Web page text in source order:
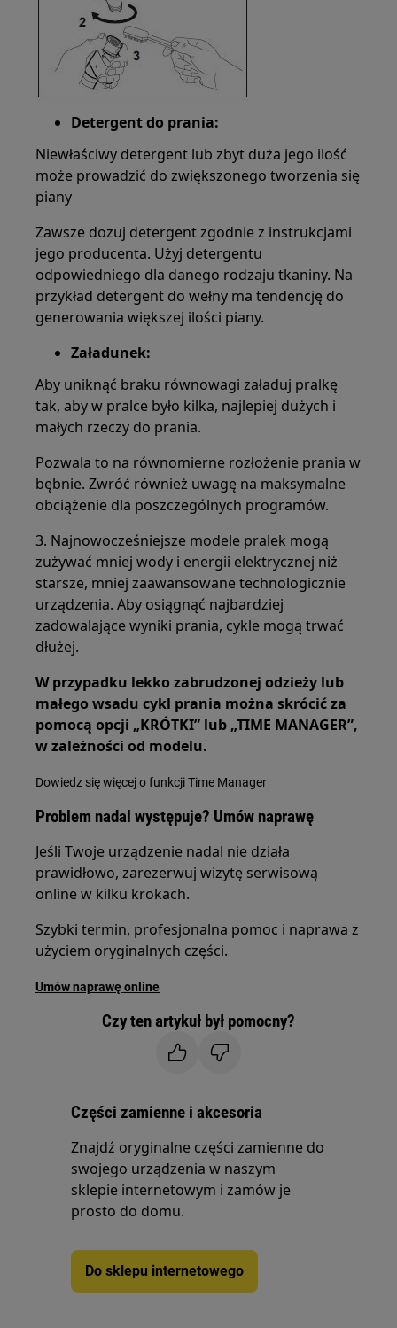
Detergent do prania:
Niewłaściwy detergent lub zbyt duża jego ilość
może prowadzić do zwiększonego tworzenia się
piany
Zawsze dozuj detergent zgodnie z instrukcjami
jego producenta. Użyj detergentu
odpowiedniego dla danego rodzaju tkaniny. Na
przykład detergent do wełny ma tendencję do
generowania większej ilości piany.
Załadunek:
Aby uniknąć braku równowagi załaduj pralkę
tak, aby w pralce było kilka, najlepiej dużych i
małych rzeczy do prania.
Pozwala to na równomierne rozłożenie prania w
bębnie. Zwróć również uwagę na maksymalne
obciążenie dla poszczególnych programów.
3. Najnowocześniejsze modele pralek mogą
zużywać mniej wody i energii elektrycznej niż
starsze, mniej zaawansowane technologicznie
urządzenia. Aby osiągnąć najbardziej
zadowalające wyniki prania, cykle mogą trwać
dłużej.
W przypadku lekko zabrudzonej odzieży lub
małego wsadu cykl prania można skrócić za
pomocą opcji „KRÓTKI” lub „TIME MANAGER”,
w zależności od modelu.
Dowiedz się więcej o funkcji Time Manager
Problem nadal występuje? Umów naprawę
Jeśli Twoje urządzenie nadal nie działa
prawidłowo, zarezerwuj wizytę serwisową
online w kilku krokach.
Szybki termin, profesjonalna pomoc i naprawa z
użyciem oryginalnych części.
Umów naprawę online
Czy ten artykuł był pomocny?
Części zamienne i akcesoria
Znajdź oryginalne części zamienne do
swojego urządzenia w naszym
sklepie internetowym i zamów je
prosto do domu.
Do sklepu internetowego